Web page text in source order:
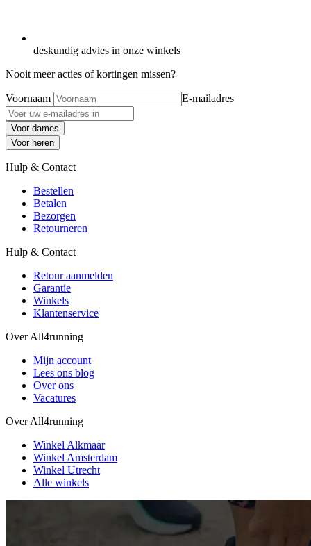
deskundig advies in onze winkels
Nooit meer acties of kortingen missen?
Voornaam E-mailadres
Voor dames
Voor heren
Hulp & Contact
Bestellen
Betalen
Bezorgen
Retourneren
Hulp & Contact
Retour aanmelden
Garantie
Winkels
Klantenservice
Over All4running
Mijn account
Lees ons blog
Over ons
Vacatures
Over All4running
Winkel Alkmaar
Winkel Amsterdam
Winkel Utrecht
Alle winkels